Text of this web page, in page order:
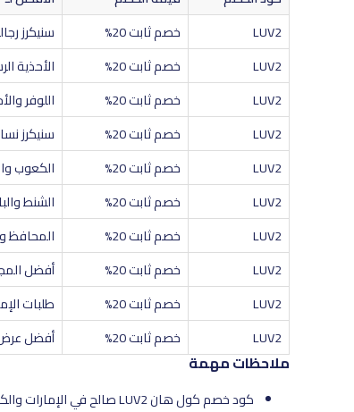
LUV2
خصم ثابت 20%
سنيكرز
LUV2
خصم ثابت 20% الأحذية
LUV2
خصم ثابت 20%
اللوفر
LUV2
خصم ثابت 20%
سنيكرز
LUV2
خصم ثابت 20%
الكعوب
LUV2
خصم ثابت 20%
الشنط
LUV2
خصم ثابت 20%
المحافظ
LUV2
خصم ثابت 20% أفضل
LUV2
خصم ثابت 20%
طلبات
LUV2
خصم ثابت 20% أفضل
ملاحظات مهمة
كود خصم كول هان LUV2 صالح في الإمارات والكويت والبحرين.